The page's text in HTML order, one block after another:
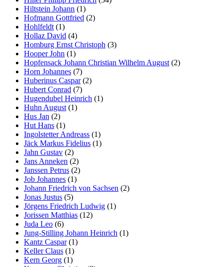
Hiltstein Johann (1)
Hofmann Gottfried (2)
Hohlfeldt (1)
Hollaz David (4)
Homburg Ernst Christoph (3)
Hooper John (1)
Hopfensack Johann Christian Wilhelm August (2)
Horn Johannes (7)
Huberinus Caspar(2)
Hubert Conrad (7)
Hugendubel Heinrich (1)
Huhn August (1)
Hus Jan (2)
Hut Hans (1)
Ingolstetter Andreass (1)
Jäck Markus Fidelius (1)
Jahn Gustav (2)
Jans Anneken (2)
Janssen Petrus (2)
Job Johannes (1)
Johann Friedrich von Sachsen (2)
Jonas Justus (5)
Jörgens Friedrich Ludwig (1)
Jorissen Matthias (12)
Juda Leo (6)
Jung-Stilling Johann Heinrich (1)
Kantz Caspar(1)
Keller Claus (1)
Kern Georg (1)